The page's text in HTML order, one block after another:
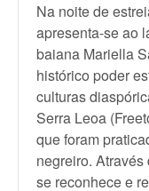
Na noite de
apresenta-se ao
baiana Mariella
histórico poder
culturas
Serra Leoa
que foram
negreiro.
se reconhece e